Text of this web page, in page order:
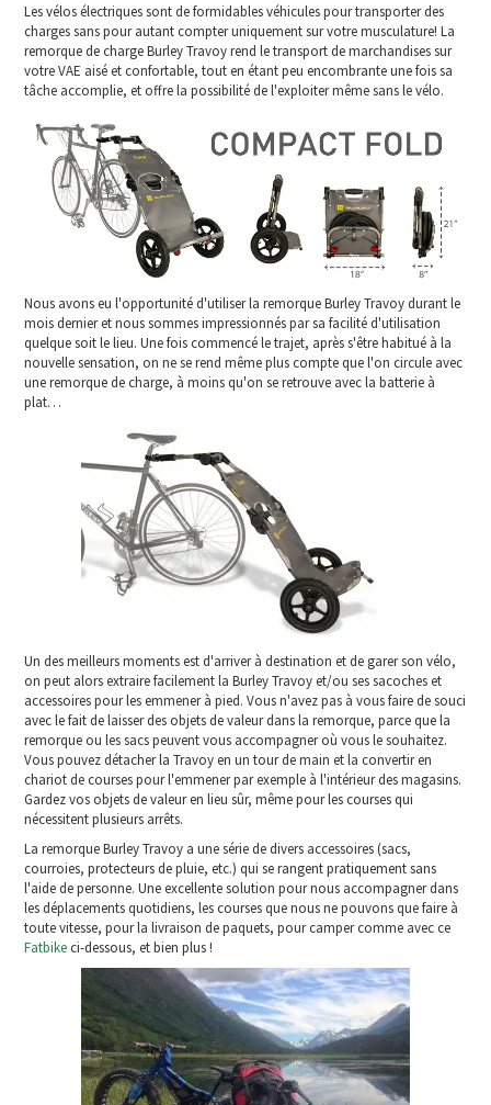
Les vélos électriques sont de formidables véhicules pour transporter des
charges sans pour autant compter uniquement sur votre musculature! La
remorque de charge Burley Travoy rend le transport de marchandises sur
votre VAE aisé et confortable, tout en étant peu encombrante une fois sa
tâche accomplie, et offre la possibilité de l'exploiter même sans le vélo.
Nous avons eu l'opportunité d'utiliser la remorque Burley Travoy durant le
mois dernier et nous sommes impressionnés par sa facilité d'utilisation
quelque soit le lieu. Une fois commencé le trajet, après s'être habitué à la
nouvelle sensation, on ne se rend même plus compte que l'on circule avec
une remorque de charge, à moins qu'on se retrouve avec la batterie à
plat…
Un des meilleurs moments est d'arriver à destination et de garer son vélo,
on peut alors extraire facilement la Burley Travoy et/ou ses sacoches et
accessoires pour les emmener à pied. Vous n'avez pas à vous faire de souci
avec le fait de laisser des objets de valeur dans la remorque, parce que la
remorque ou les sacs peuvent vous accompagner où vous le souhaitez.
Vous pouvez détacher la Travoy en un tour de main et la convertir en
chariot de courses pour l'emmener par exemple à l'intérieur des magasins.
Gardez vos objets de valeur en lieu sûr, même pour les courses qui
nécessitent plusieurs arrêts.
La remorque Burley Travoy a une série de divers accessoires (sacs,
courroies, protecteurs de pluie, etc.) qui se rangent pratiquement sans
l'aide de personne. Une excellente solution pour nous accompagner dans
les déplacements quotidiens, les courses que nous ne pouvons que faire à
toute vitesse, pour la livraison de paquets, pour camper comme avec ce
Fatbikeci-dessous, et bien plus !